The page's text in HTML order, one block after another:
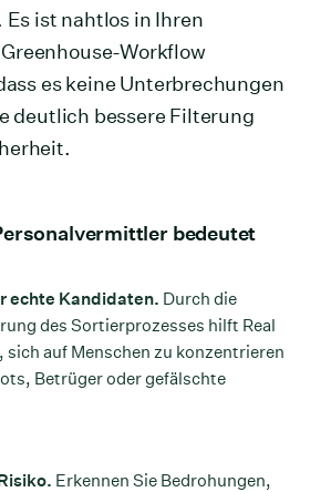
Es ist nahtlos in Ihren
Workflow
es keine Unterbrechungen
deutlich bessere Filterung
bedeutet
echte Kandidaten. Durch die
des Sortierprozesses hilft Real
sich auf Menschen zu konzentrieren
Betrüger oder gefälschte
Erkennen Sie Bedrohungen,